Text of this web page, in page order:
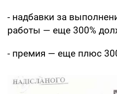
- надбавки за
работы — еще 300%
- премия — еще плюс